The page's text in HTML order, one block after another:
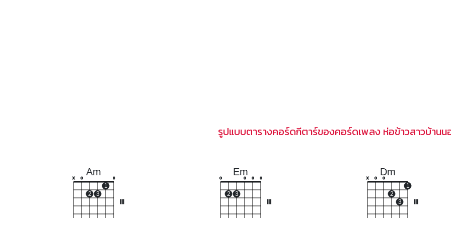
รูปแบบตารางคอร์ดกีตาร์ของคอร์ดเพลง ห่อข้าวสาวบ้านน
Am
x o
2 3
1
o
Em
o
2 3
o o o
Dm
x o o
2
3
1